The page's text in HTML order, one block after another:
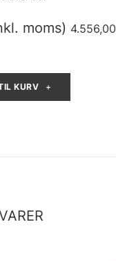
moms) 4.556,00
KURV